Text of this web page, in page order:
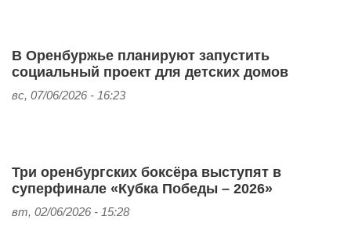
В Оренбуржье планируют запустить
социальный проект для детских домов
вс, 07/06/2026 - 16:23
Три оренбургских боксёра выступят в
суперфинале «Кубка Победы – 2026»
вт, 02/06/2026 - 15:28